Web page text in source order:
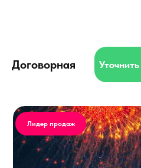
Договорная
Лидер продаж